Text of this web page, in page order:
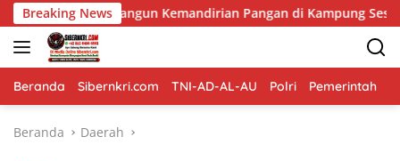
Langsung
ke
konten
Breaking News
Kemandirian Pangan di Kampung Sesor Bukan
Beranda Sibernkri.com TNI-AD-AL-AU Polri Pemerintah
Beranda Daerah